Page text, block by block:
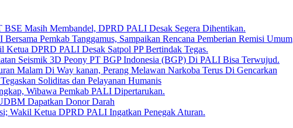
Masih Membandel, DPRD PALI Desak Segera Dihentikan.
Pemkab Tanggamus, Sampaikan Rencana Pemberian Remisi Umum
DPRD PALI Desak Satpol PP Bertindak Tegas.
Seismik 3D Peony PT BGP Indonesia (BGP) Di PALI Bisa Terwujud.
Malam Di Way kanan, Perang Melawan Narkoba Terus Di Gencarkan
Soliditas dan Pelayanan Humanis
Wibawa Pemkab PALI Dipertarukan.
Dapatkan Donor Darah
Wakil Ketua DPRD PALI Ingatkan Penegak Aturan.